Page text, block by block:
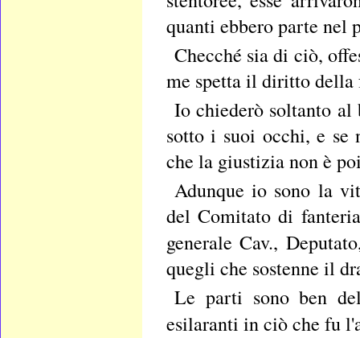
quanti ebbero parte nel
Checché sia di ciò,
me spetta il diritto della
Io chiederò soltanto al
sotto i suoi occhi, e se
che la giustizia non è
Adunque io sono la
del Comitato di
generale Cav.,
quegli che sostenne il
Le parti sono ben
esilaranti in ciò che fu